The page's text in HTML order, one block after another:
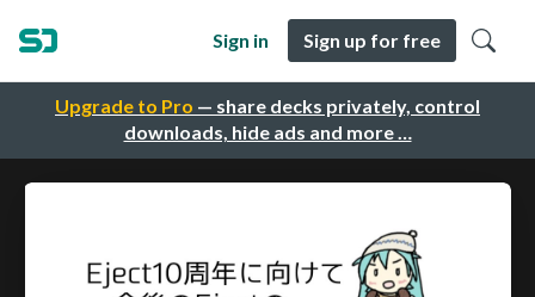
Upgrade to Pro — share decks privately, control
downloads, hide ads and more …
Sign in Sign up for free